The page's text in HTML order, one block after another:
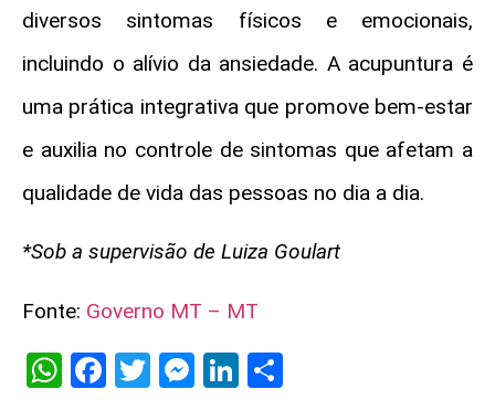
diversos sintomas físicos e emocionais,
incluindo o alívio da ansiedade. A acupuntura é
uma prática integrativa que promove bem-estar
e auxilia no controle de sintomas que afetam a
qualidade de vida das pessoas no dia a dia.
*Sob a supervisão de Luiza Goulart
Fonte: Governo MT – MT
WhatsApp
Facebook
TwitterMessenger
LinkedIn